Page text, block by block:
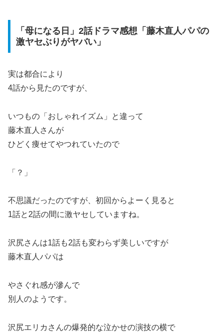
「母になる日」2話ドラマ感想「藤木直人パパの
激ヤセぶりがヤバい」
実は都合により
4話から見たのですが、
いつもの「おしゃれイズム」と違って
藤木直人さんが
ひどく痩せてやつれていたので
「？」
不思議だったのですが、初回からよーく見ると
1話と2話の間に激ヤセしていますね。
沢尻さんは1話も2話も変わらず美しいですが
藤木直人パパは
やさぐれ感が滲んで
別人のようです。
沢尻エリカさんの爆発的な泣かせの演技の横で